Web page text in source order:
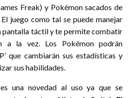
Freak) y Pokémon sacados de
juego como tal se puede manejar
pantalla táctil y te permite combatir
a la vez. Los Pokémon podrán
que cambiarán sus estadísticas y
sus habilidades.
una novedad al uso ya que se